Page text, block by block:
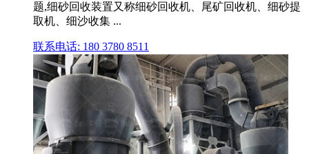
题,细砂回收装置又称细砂回收机、尾矿回收机、细砂提
取机、细沙收集 ...
联系电话: 180 3780 8511